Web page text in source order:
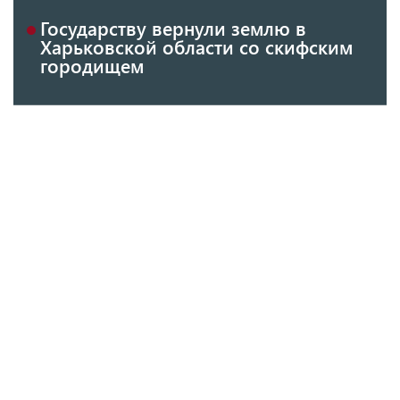
Государству вернули землю в
Харьковской области со скифским
городищем